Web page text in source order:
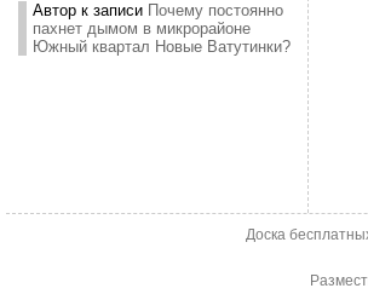
Авторк записи Почему постоянно
пахнет дымом в микрорайоне
Южный квартал Новые Ватутинки?
Доска